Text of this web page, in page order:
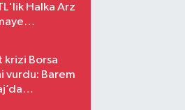
Halka Arz
krizi Borsa
vurdu: Barem